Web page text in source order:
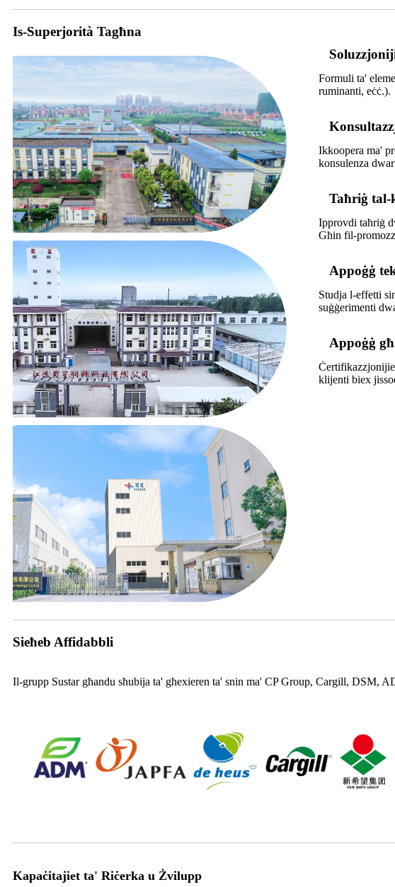
Is-Superjorità Tagħna
Formuli ta'
ruminanti, eċċ.).
Ikkoopera ma'
konsulenza
Taħriġ tal-
Ipprovdi taħriġ
Għin fil-
Appoġġ
Studja l-effetti
suġġerimenti
Appoġġ
klijenti biex
Sieħeb Affidabbli
Il-grupp Sustar għandu sħubija ta' għexieren ta' snin ma' CP Group, Cargill, DSM,
Kapaċitajiet ta' Riċerka u Żvilupp